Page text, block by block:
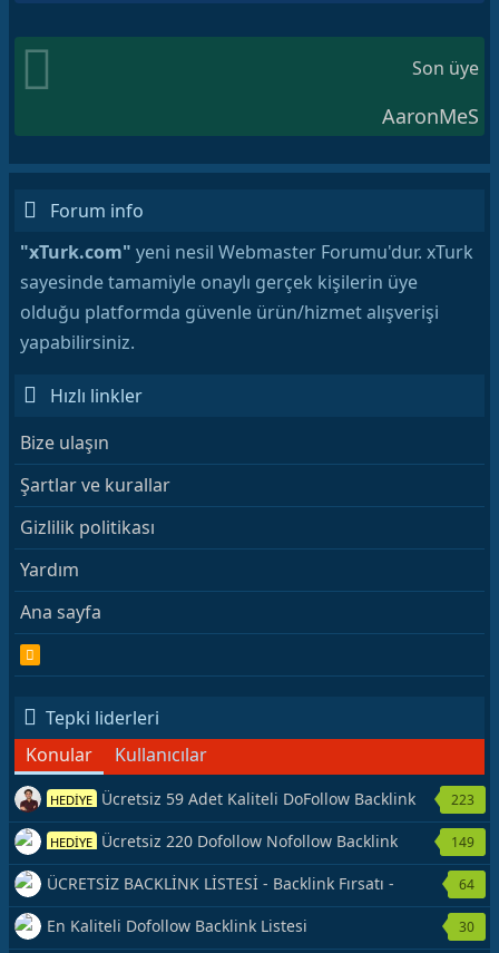
Son üye
AaronMeS
Forum info
"xTurk.com" yeni nesil Webmaster Forumu'dur. xTurk
sayesinde tamamiyle onaylı gerçek kişilerin üye
olduğu platformda güvenle ürün/hizmet alışverişi
yapabilirsiniz.
Hızlı linkler
Bize ulaşın
Şartlar ve kurallar
Gizlilik politikası
Yardım
Ana sayfa
S
Tepki liderleri
Konular
Kullanıcılar
HEDİYE Ücretsiz 59 Adet Kaliteli DoFollow Backlink
Kaynağı Veriyorum.
223
HEDİYE Ücretsiz 220 Dofollow Nofollow Backlink
Veriyorum
149
ÜCRETSİZ BACKLİNK LİSTESİ - Backlink Fırsatı -
Hemen Yetiş!
64
En Kaliteli Dofollow Backlink Listesi 30